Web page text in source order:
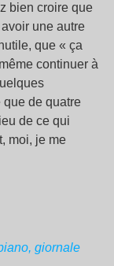
bien croire que
une autre
que « ça
continuer à
de quatre
de ce qui
moi, je me
giornale